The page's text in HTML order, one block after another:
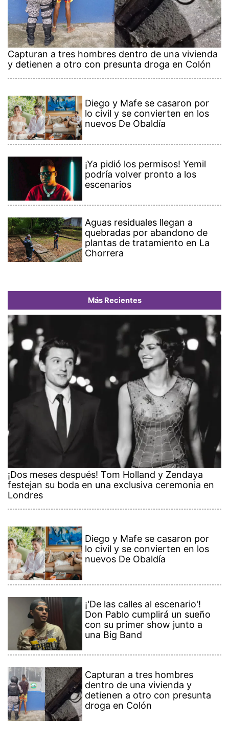
Capturan a tres hombres dentro de una vivienda
y detienen a otro con presunta droga en Colón
Diego y Mafe se casaron por
lo civil y se convierten en los
nuevos De Obaldía
¡Ya pidió los permisos! Yemil
podría volver pronto a los
escenarios
Aguas residuales llegan a
quebradas por abandono de
plantas de tratamiento en La
Chorrera
Más Recientes
¡Dos meses después! Tom Holland y Zendaya
festejan su boda en una exclusiva ceremonia en
Londres
Diego y Mafe se casaron por
lo civil y se convierten en los
nuevos De Obaldía
¡'De las calles al escenario'!
Don Pablo cumplirá un sueño
con su primer show junto a
una Big Band
Capturan a tres hombres
dentro de una vivienda y
detienen a otro con presunta
droga en Colón